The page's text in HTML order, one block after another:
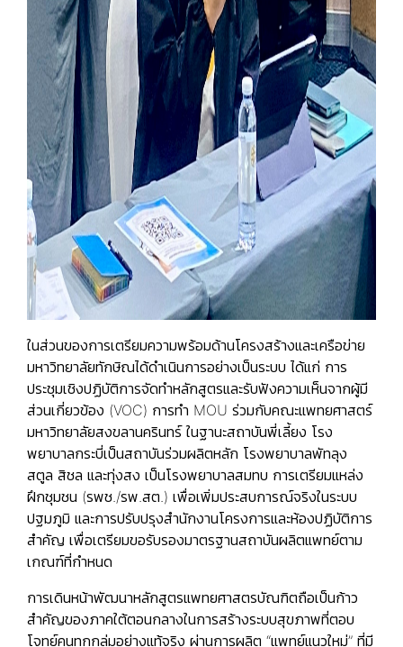
ในส่วนของการเตรียมความพร้อมด้านโครงสร้างและเครือข่าย
มหาวิทยาลัยทักษิณได้ดำเนินการอย่างเป็นระบบ ได้แก่ การ
ประชุมเชิงปฏิบัติการจัดทำหลักสูตรและรับฟังความเห็นจากผู้มี
ส่วนเกี่ยวข้อง (VOC) การทำ MOU ร่วมกับคณะแพทยศาสตร์
มหาวิทยาลัยสงขลานครินทร์ ในฐานะสถาบันพี่เลี้ยง โรง
พยาบาลกระบี่เป็นสถาบันร่วมผลิตหลัก โรงพยาบาลพัทลุง
สตูล สิชล และทุ่งสง เป็นโรงพยาบาลสมทบ การเตรียมแหล่ง
ฝึกชุมชน (รพช./รพ.สต.) เพื่อเพิ่มประสบการณ์จริงในระบบ
ปฐมภูมิ และการปรับปรุงสำนักงานโครงการและห้องปฏิบัติการ
สำคัญ เพื่อเตรียมขอรับรองมาตรฐานสถาบันผลิตแพทย์ตาม
เกณฑ์ที่กำหนด
การเดินหน้าพัฒนาหลักสูตรแพทยศาสตรบัณฑิตถือเป็นก้าว
สำคัญของภาคใต้ตอนกลางในการสร้างระบบสุขภาพที่ตอบ
โจทย์คนทุกกลุ่มอย่างแท้จริง ผ่านการผลิต “แพทย์แนวใหม่” ที่มี